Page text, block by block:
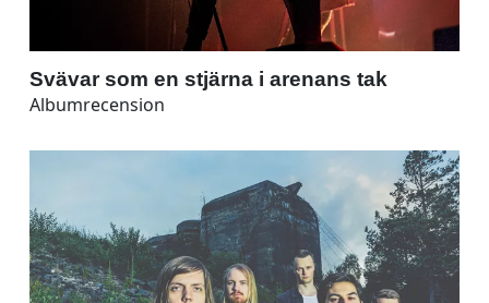
Svävar som en stjärna i arenans tak
Albumrecension